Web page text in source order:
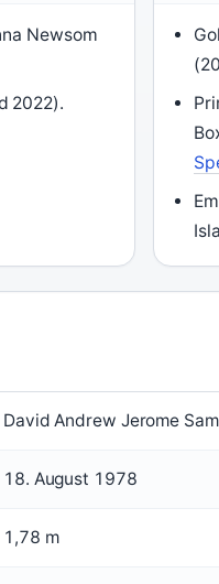
Newsom
2022).
David Andrew Jerome
18. August 1978
1,78 m